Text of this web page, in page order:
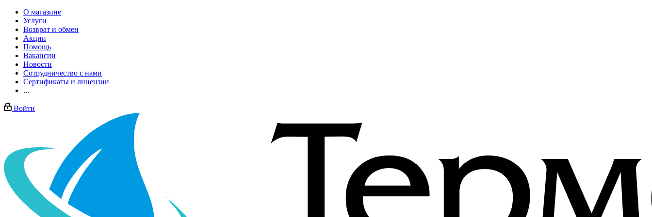
О магазине
Услуги
Возврат и обмен
Акции
Помощь
Вакансии
Новости
Сотрудничество с нами
Сертификаты и лицензии
...
Войти